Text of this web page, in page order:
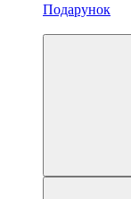
Подарунок